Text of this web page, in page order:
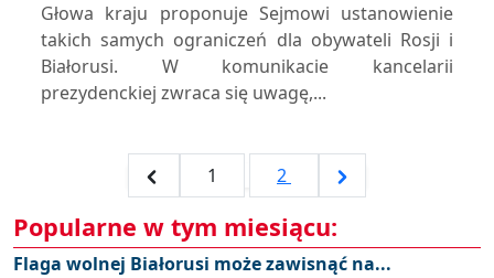
Głowa kraju proponuje Sejmowi ustanowienie
takich samych ograniczeń dla obywateli Rosji i
Białorusi. W komunikacie kancelarii
prezydenckiej zwraca się uwagę,...
1 2
Popularne w tym miesiącu:
Flaga wolnej Białorusi może zawisnąć na...